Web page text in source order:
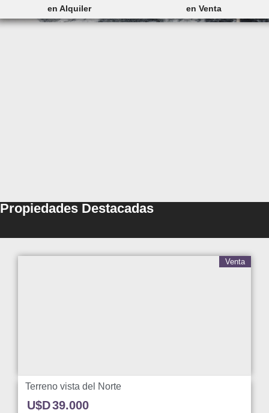
en Alquiler en Venta
Propiedades Destacadas
Venta
Terreno vista del Norte
U$D39.000